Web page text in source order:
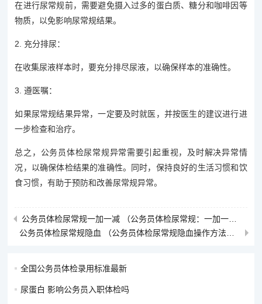
在进行尿常规前，需要避免摄入过多的蛋白质、糖分和咖啡因等
物质，以免影响尿常规结果。
2. 充分排尿：
在收集尿液样本时，要充分排尽尿液，以确保样本的准确性。
3. 遵医嘱：
如果尿常规结果异常，一定要及时就医，并按医生的建议进行进
一步检查和治疗。
总之，公务员体检尿常规异常需要引起重视，及时解决异常情
况，以确保体检结果的准确性。同时，保持良好的生活习惯和饮
食习惯，有助于预防和改善尿常规异常。
全国公务员体检录用标准最新
尿蛋白 影响公务员入职体检吗